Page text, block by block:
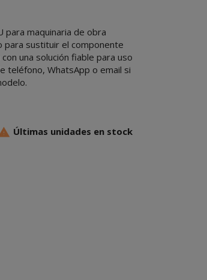
para maquinaria de obra
para sustituir el componente
una solución fiable para uso
teléfono, WhatsApp o email si
Últimas unidades en stock